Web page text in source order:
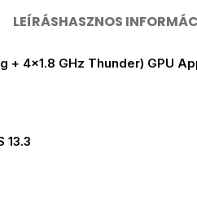
LEÍRÁSHASZNOS
+ 4×1.8 GHz Thunder) GPU
13.3